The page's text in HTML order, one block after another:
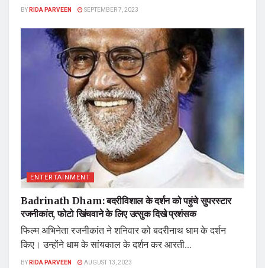
BYRIDA PARVEEN SEPTEMBER 7, 2023
ENTERTAINMENT
Badrinath Dham: बदरीविशाल के दर्शन को पहुंचे सुपरस्टार
रजनीकांत, फोटो खिंचवाने के लिए उत्सुक दिखे प्रशंसक
फिल्म अभिनेता रजनीकांत ने शनिवार को बदरीनाथ धाम के दर्शन
किए। उन्होंने धाम के सांयकाल के दर्शन कर आरती...
BYRIDA PARVEEN AUGUST 13, 2023